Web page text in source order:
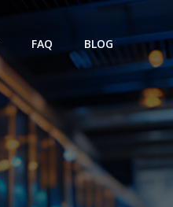
FAQ BLOG